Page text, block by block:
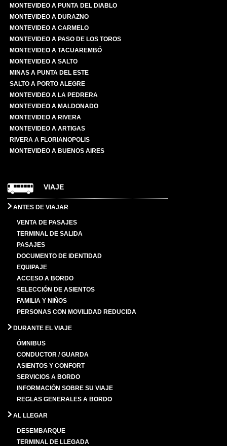
MONTEVIDEO A PUNTA DEL DIABLO
MONTEVIDEO A DURAZNO
MONTEVIDEO A CARMELO
MONTEVIDEO A PASO DE LOS TOROS
MONTEVIDEO A TACUAREMBÓ
MONTEVIDEO A SALTO
MINAS A PUNTA DEL ESTE
SALTO A PORTO ALEGRE
MONTEVIDEO A LA PEDRERA
MONTEVIDEO A MALDONADO
MONTEVIDEO A RIVERA
MONTEVIDEO A ARTIGAS
RIVERA A FLORIANOPOLIS
MONTEVIDEO A BUENOS AIRES
VIAJE
ANTES DE VIAJAR
VENTA DE PASAJES
TERMINAL DE SALIDA
PASAJES
DOCUMENTO DE IDENTIDAD
EQUIPAJE
ACCESO A BORDO
SELECCIÓN DE ASIENTOS
FAMILIA Y NIÑOS
PERSONAS CON MOVILIDAD REDUCIDA
DURANTE EL VIAJE
ÓMNIBUS
CONDUCTOR / GUARDA
ASIENTOS Y CONFORT
SERVICIOS A BORDO
INFORMACIÓN SOBRE SU VIAJE
REGLAS GENERALES A BORDO
AL LLEGAR
DESEMBARQUE
TERMINAL DE LLEGADA